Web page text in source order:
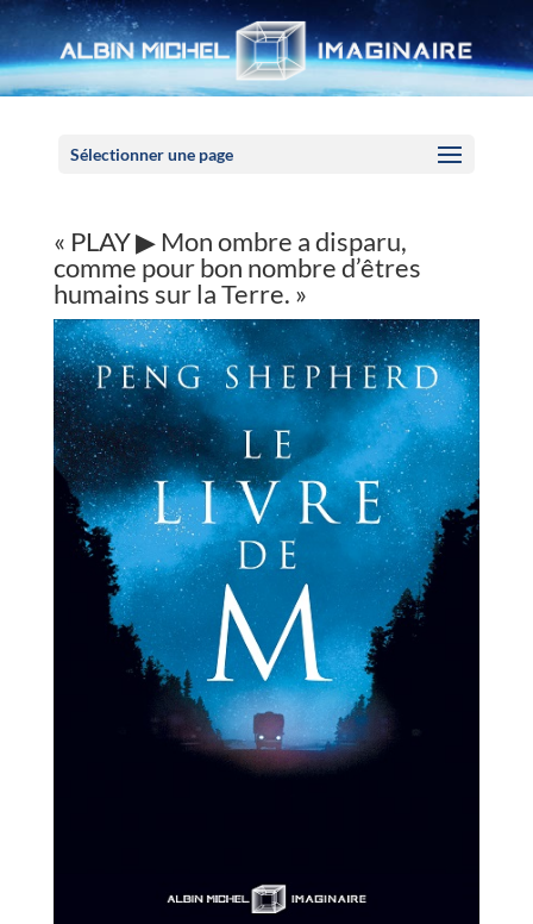
Sélectionner une page
« PLAY ▶ Mon ombre a disparu,
comme pour bon nombre d’êtres
humains sur la Terre. »
Panneau de gestion des cookies